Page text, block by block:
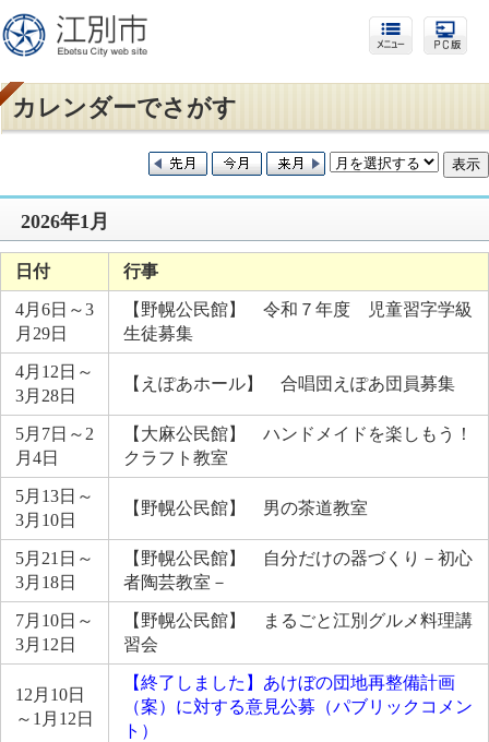
カレンダーでさがす
2026年1月
日付 行事
4月6日～3
月29日
【野幌公民館】 令和７年度 児童習字学級
生徒募集
4月12日～
3月28日
【えぽあホール】 合唱団えぽあ団員募集
5月7日～2
月4日
【大麻公民館】 ハンドメイドを楽しもう！
クラフト教室
5月13日～
3月10日
【野幌公民館】 男の茶道教室
5月21日～
3月18日
【野幌公民館】 自分だけの器づくり－初心
者陶芸教室－
7月10日～
3月12日
【野幌公民館】 まるごと江別グルメ料理講
習会
12月10日
～1月12日
【終了しました】あけぼの団地再整備計画
（案）に対する意見公募（パブリックコメン
ト）